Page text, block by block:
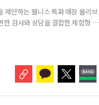
제안하는 웰니스 특화 매장 올리브
검사와 상담을 결합한 체험형 약